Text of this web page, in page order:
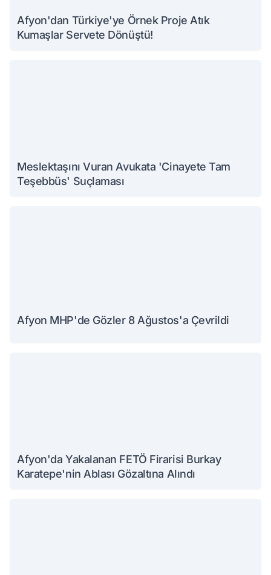
Afyon'dan Türkiye'ye Örnek Proje Atık
Kumaşlar Servete Dönüştü!
Meslektaşını Vuran Avukata 'Cinayete Tam
Teşebbüs' Suçlaması
Afyon MHP'de Gözler 8 Ağustos'a Çevrildi
Afyon'da Yakalanan FETÖ Firarisi Burkay
Karatepe'nin Ablası Gözaltına Alındı